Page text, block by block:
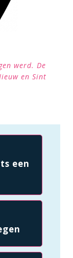
werd. De
en Sint
een